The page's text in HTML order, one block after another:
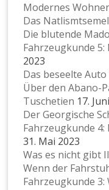
Modernes
Das
Die blutende
Fahrzeugkunde
2023
Das beseelte Auto
Über den Abano-
Tuschetien 17.
Der Georgische
Fahrzeugkunde
31. Mai 2023
Was es nicht gibt
Wenn der
Fahrzeugkunde